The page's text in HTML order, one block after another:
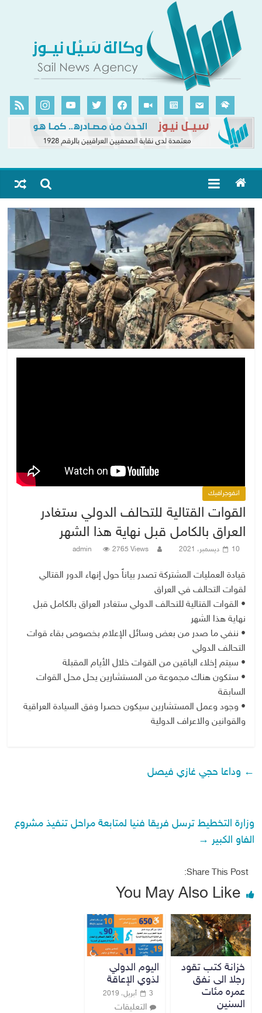
انفوجرافيك
القوات القتالية للتحالف الدولي ستغادر
العراق بالكامل قبل نهاية هذا الشهر
10 ديسمبر، 2021 admin 2765 Views
قيادة العمليات المشتركة تصدر بياناً حول إنهاء الدور القتالي
لقوات التحالف في العراق
• القوات القتالية للتحالف الدولي ستغادر العراق بالكامل قبل
نهاية هذا الشهر
• ننفي ما صدر من بعض وسائل الإعلام بخصوص بقاء قوات
التحالف الدولي
• سيتم إخلاء الباقين من القوات خلال الأيام المقبلة
• ستكون هناك مجموعة من المستشارين يحل محل القوات
السابقة
• وجود وعمل المستشارين سيكون حصـرا وفق السيادة العراقية
والقوانين والاعراف الدولية
← وداعا حجي غازي فيصل
وزارة التخطيط ترسل فريقا فنيا لمتابعة مراحل تنفيذ مشروع
الفاو الكبير →
Share This Post:
You May Also Like
خزانة كتب تقود
رجلا الى نفق
عمره مئات
السنين
اليوم الدولي
لذوي الإعاقة
3 أبريل، 2019
التعليقات